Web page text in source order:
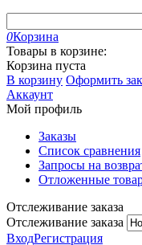
0Корзина
Товары в корзине:
Корзина пуста
В корзину Оформить
Аккаунт
Мой профиль
Заказы
Список сравнения
Запросы на
Отложенные
Отслеживание заказа
Отслеживание заказа
ВходРегистрация